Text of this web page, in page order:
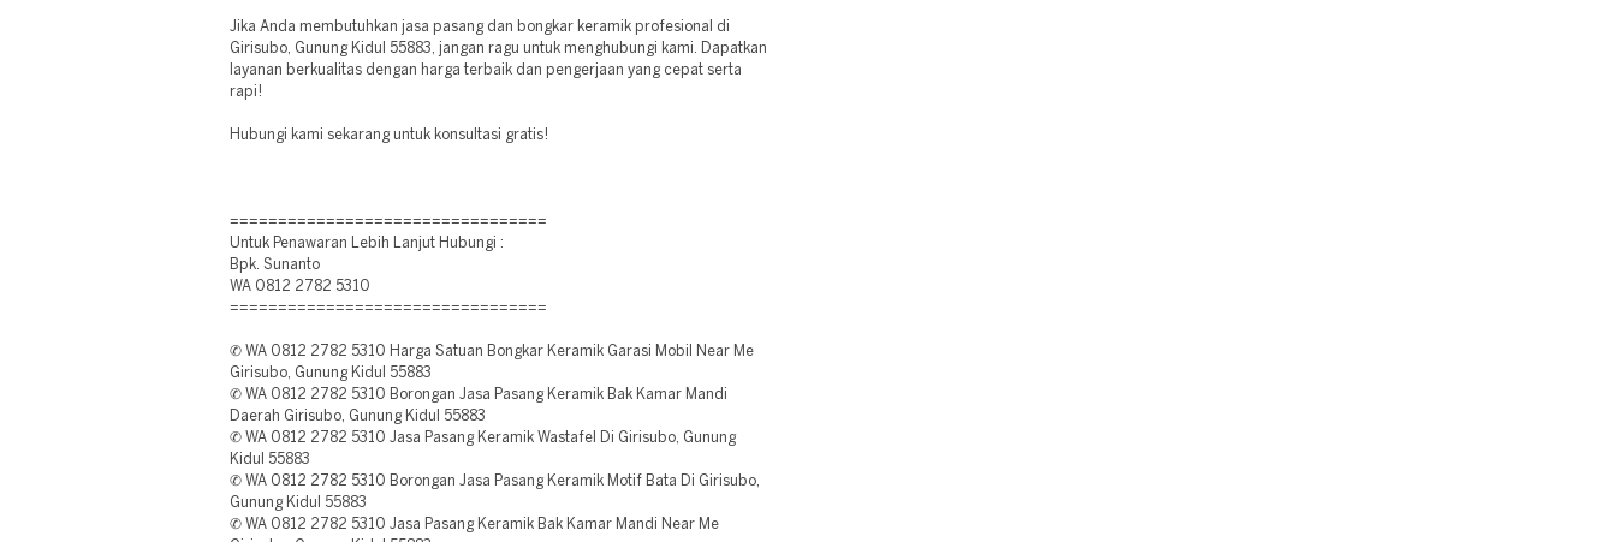
Jika Anda membutuhkan jasa pasang dan bongkar keramik profesional di
Girisubo, Gunung Kidul 55883, jangan ragu untuk menghubungi kami. Dapatkan
layanan berkualitas dengan harga terbaik dan pengerjaan yang cepat serta
rapi!
Hubungi kami sekarang untuk konsultasi gratis!
=================================
Untuk Penawaran Lebih Lanjut Hubungi :
Bpk. Sunanto
WA 0812 2782 5310
=================================
✆ WA 0812 2782 5310 Harga Satuan Bongkar Keramik Garasi Mobil Near Me
Girisubo, Gunung Kidul 55883
✆ WA 0812 2782 5310 Borongan Jasa Pasang Keramik Bak Kamar Mandi
Daerah Girisubo, Gunung Kidul 55883
✆ WA 0812 2782 5310 Jasa Pasang Keramik Wastafel Di Girisubo, Gunung
Kidul 55883
✆ WA 0812 2782 5310 Borongan Jasa Pasang Keramik Motif Bata Di Girisubo,
Gunung Kidul 55883
✆ WA 0812 2782 5310 Jasa Pasang Keramik Bak Kamar Mandi Near Me